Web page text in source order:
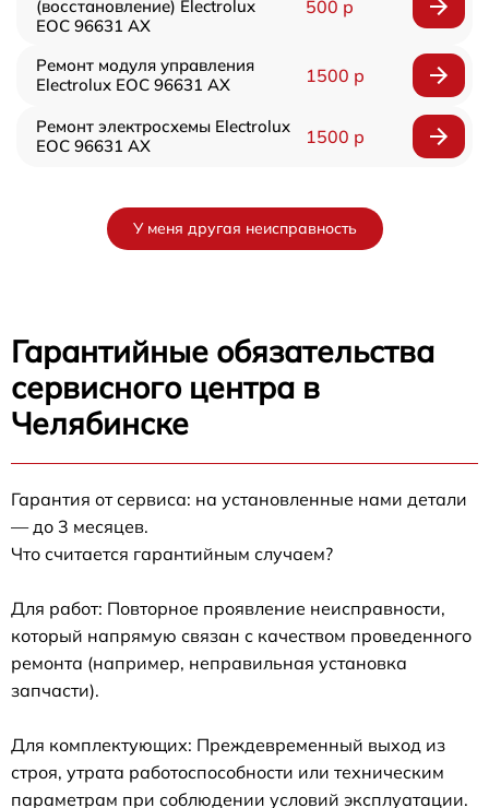
(восстановление) Electrolux
EOC 96631 AX
500 р
Ремонт модуля управления
Electrolux EOC 96631 AX
1500 р
Ремонт электросхемы Electrolux
EOC 96631 AX
1500 р
У меня другая неисправность
Гарантийные обязательства
сервисного центра в
Челябинске
Гарантия от сервиса: на установленные нами детали
— до 3 месяцев.
Что считается гарантийным случаем?
Для работ: Повторное проявление неисправности,
который напрямую связан с качеством проведенного
ремонта (например, неправильная установка
запчасти).
Для комплектующих: Преждевременный выход из
строя, утрата работоспособности или техническим
параметрам при соблюдении условий эксплуатации.